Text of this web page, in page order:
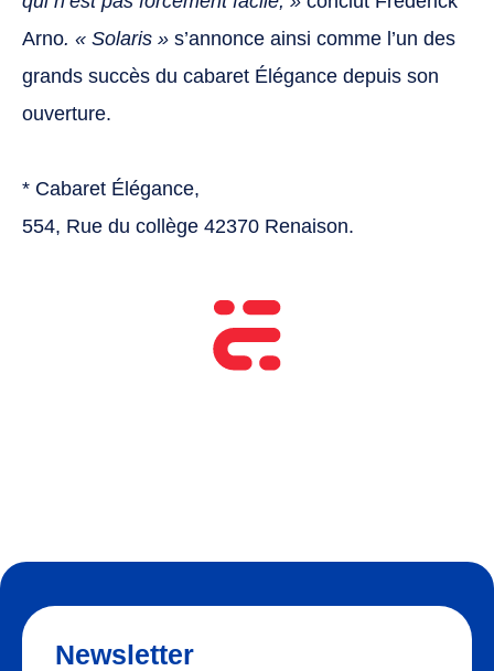
Arno. « Solaris » s’annonce ainsi comme l’un des
grands succès du cabaret Élégance depuis son
ouverture.
* Cabaret Élégance,
554, Rue du collège 42370 Renaison.
Newsletter